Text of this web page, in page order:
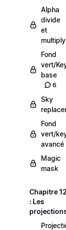
Alpha
divide
et
multiply
Fond
vert/
base
6
Sky
Fond
vert/
avancé
Magic
mask
Chapitre
: Les